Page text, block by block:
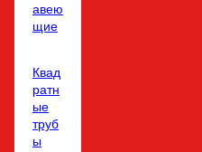
авею
щие
Квад
ратн
ые
труб
ы